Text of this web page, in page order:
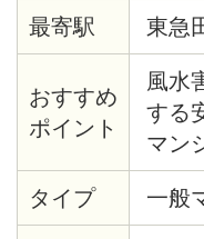
最寄駅 東急
おすすめ
ポイント
風水
する
マン
あり
ス
タイプ 一般